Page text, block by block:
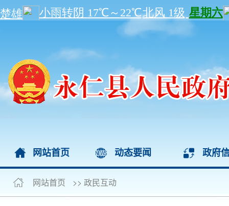
网站首页 动态要闻 政府
网站首页 >> 政民互动